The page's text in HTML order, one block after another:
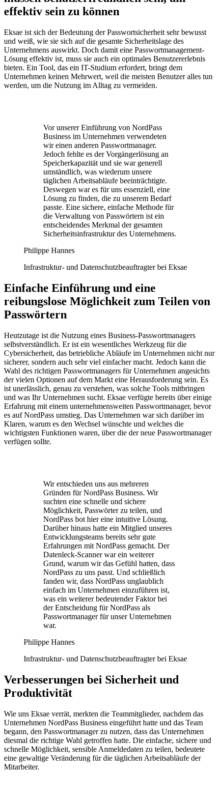
effektiv sein zu können
Eksae ist sich der Bedeutung der Passwortsicherheit sehr bewusst
und weiß, wie sie sich auf die gesamte Sicherheitslage des
Unternehmens auswirkt. Doch damit eine Passwortmanagement-
Lösung effektiv ist, muss sie auch ein optimales Benutzererlebnis
bieten. Ein Tool, das ein IT-Studium erfordert, bringt dem
Unternehmen keinen Mehrwert, weil die meisten Benutzer alles tun
werden, um die Nutzung im Alltag zu vermeiden.
Vor unserer Einführung von NordPass
Business im Unternehmen verwendeten
wir einen anderen Passwortmanager.
Jedoch fehlte es der Vorgängerlösung an
Speicherkapazität und sie war generell
umständlich, was wiederum unsere
täglichen Arbeitsabläufe beeinträchtigte.
Deswegen war es für uns essenziell, eine
Lösung zu finden, die zu unserem Bedarf
passte. Eine sichere, einfache Methode für
die Verwaltung von Passwörtern ist ein
entscheidendes Merkmal der gesamten
Sicherheitsinfrastruktur des Unternehmens.
Philippe Hannes
Infrastruktur- und Datenschutzbeauftragter bei Eksae
Einfache Einführung und eine
reibungslose Möglichkeit zum Teilen von
Passwörtern
Heutzutage ist die Nutzung eines Business-Passwortmanagers
selbstverständlich. Er ist ein wesentliches Werkzeug für die
Cybersicherheit, das betriebliche Abläufe im Unternehmen nicht nur
sicherer, sondern auch sehr viel einfacher macht. Jedoch kann die
Wahl des richtigen Passwortmanagers für Unternehmen angesichts
der vielen Optionen auf dem Markt eine Herausforderung sein. Es
ist unerlässlich, genau zu verstehen, was solche Tools mitbringen
und was Ihr Unternehmen sucht. Eksae verfügte bereits über einige
Erfahrung mit einem unternehmensweiten Passwortmanager, bevor
es auf NordPass umstieg. Das Unternehmen war sich darüber im
Klaren, warum es den Wechsel wünschte und welches die
wichtigsten Funktionen waren, über die der neue Passwortmanager
verfügen sollte.
Wir entschieden uns aus mehreren
Gründen für NordPass Business. Wir
suchten eine schnelle und sichere
Möglichkeit, Passwörter zu teilen, und
NordPass bot hier eine intuitive Lösung.
Darüber hinaus hatte ein Mitglied unseres
Entwicklungsteams bereits sehr gute
Erfahrungen mit NordPass gemacht. Der
Datenleck-Scanner war ein weiterer
Grund, warum wir das Gefühl hatten, dass
NordPass zu uns passt. Und schließlich
fanden wir, dass NordPass unglaublich
einfach im Unternehmen einzuführen ist,
was ein weiterer bedeutender Faktor bei
der Entscheidung für NordPass als
Passwortmanager für unser Unternehmen
war.
Philippe Hannes
Infrastruktur- und Datenschutzbeauftragter bei Eksae
Verbesserungen bei Sicherheit und
Produktivität
Wie uns Eksae verrät, merkten die Teammitglieder, nachdem das
Unternehmen NordPass Business eingeführt hatte und das Team
begann, den Passwortmanager zu nutzen, dass das Unternehmen
diesmal die richtige Wahl getroffen hatte. Die einfache, sichere und
schnelle Möglichkeit, sensible Anmeldedaten zu teilen, bedeutete
eine gewaltige Veränderung für die täglichen Arbeitsabläufe der
Mitarbeiter.